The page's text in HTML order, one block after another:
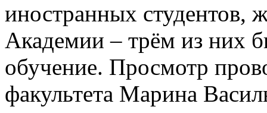
иностранных студентов,
Академии – трём из них
обучение. Просмотр
факультета Марина